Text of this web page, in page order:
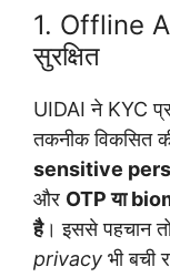
1. Offline
सुरक्षित
UIDAI ने KYC
तकनीक विकसित
sensitive
और OTP या
है। इससे पहचान तो
privacy भी बची